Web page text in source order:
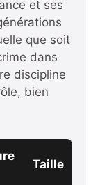
et ses
que soit
dans
discipline
bien
Taille